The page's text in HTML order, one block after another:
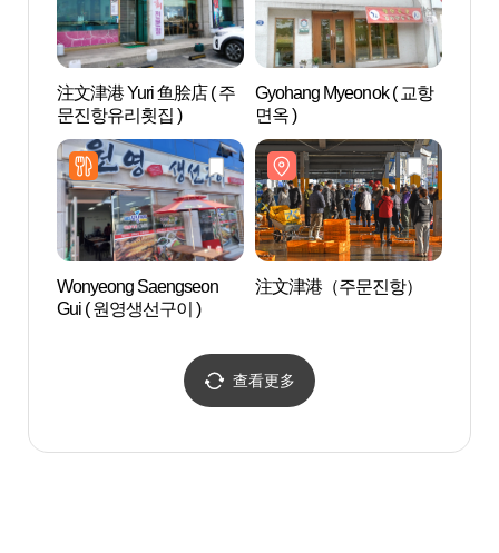
注文津港 Yuri 鱼脍店 ( 주
문진항유리횟집 )
Gyohang Myeonok ( 교항
면옥 )
Wonyeong Saengseon
Gui ( 원영생선구이 )
注文津港（주문진항）
查看更多